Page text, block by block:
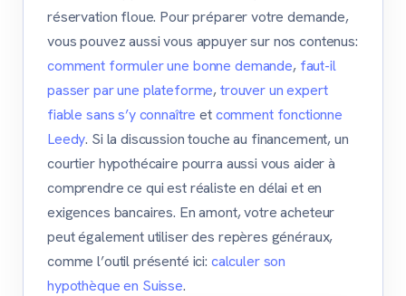
réservation floue. Pour préparer votre demande,
vous pouvez aussi vous appuyer sur nos contenus:
comment formuler une bonne demande, faut-il
passer par une plateforme,trouver un expert
fiable sans s’y connaître etcomment fonctionne
Leedy. Si la discussion touche au financement, un
courtier hypothécaire pourra aussi vous aider à
comprendre ce qui est réaliste en délai et en
exigences bancaires. En amont, votre acheteur
peut également utiliser des repères généraux,
comme l’outil présenté ici: calculer son
hypothèque en Suisse.